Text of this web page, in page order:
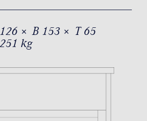
× B 153 × T 65
251 kg